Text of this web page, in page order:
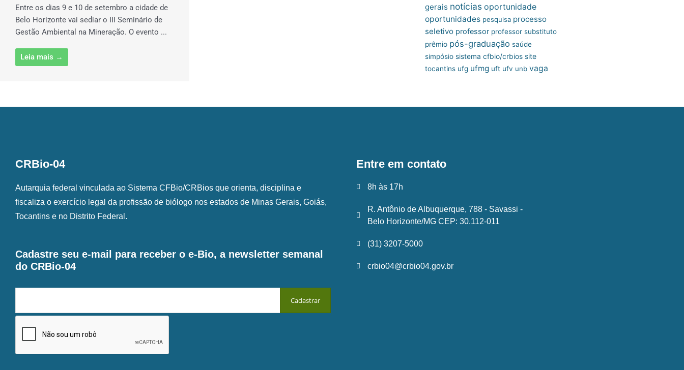
Entre os dias 9 e 10 de setembro a cidade de
Belo Horizonte vai sediar o III Seminário de
Gestão Ambiental na Mineração. O evento ...
Leia mais →
gerais notícias oportunidade
oportunidades pesquisa processo
seletivo professor professor substituto
prêmio pós-graduação saúde
simpósio sistema cfbio/crbios site
tocantins ufg ufmg uft ufv unb vaga
CRBio-04
Autarquia federal vinculada ao Sistema CFBio/CRBios que orienta, disciplina e
fiscaliza o exercício legal da profissão de biólogo nos estados de Minas Gerais, Goiás,
Tocantins e no Distrito Federal.
Cadastre seu e-mail para receber o e-Bio, a newsletter semanal
do CRBio-04
Entre em contato
8h às 17h
R. Antônio de Albuquerque, 788 - Savassi -
Belo Horizonte/MG CEP: 30.112-011
(31) 3207-5000
crbio04@crbio04.gov.br